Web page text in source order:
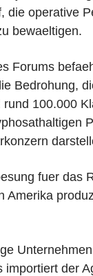
die operative
bewaeltigen.
Forums
Bedrohung,
100.000
fuer das
Amerika
importiert der